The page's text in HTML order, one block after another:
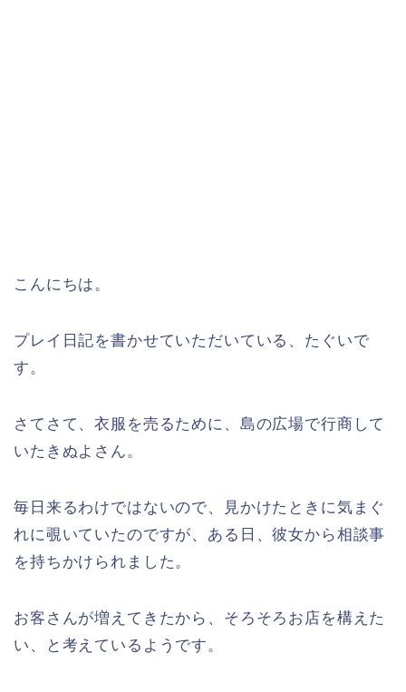
こんにちは。
プレイ日記を書かせていただいている、たぐいで
す。
さてさて、衣服を売るために、島の広場で行商して
いたきぬよさん。
毎日来るわけではないので、見かけたときに気まぐ
れに覗いていたのですが、ある日、彼女から相談事
を持ちかけられました。
お客さんが増えてきたから、そろそろお店を構えた
い、と考えているようです。